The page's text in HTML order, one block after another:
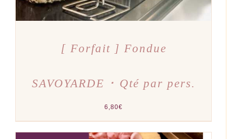
[ Forfait ] Fondue
SAVOYARDE ･ Qté par pers.
6,80€